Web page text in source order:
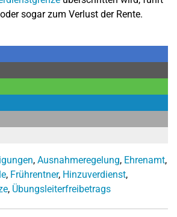
sogar zum Verlust der Rente.
, Ausnahmeregelung, Ehrenamt,
, Frührentner, Hinzuverdienst,
, Übungsleiterfreibetrags